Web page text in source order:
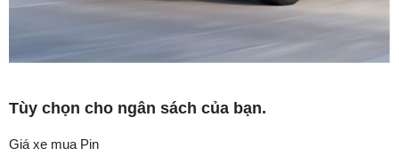
Tùy chọn cho ngân sách của bạn.
Giá xe mua Pin